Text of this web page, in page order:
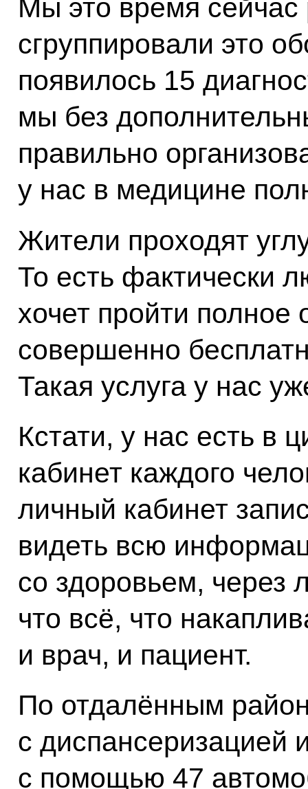
Мы это время
сгруппировали это
появилось 15
мы без
правильно
у нас в медицине
Жители проходят
То есть фактически
хочет пройти полное
совершенно
Такая услуга у нас
Кстати, у нас есть в
кабинет каждого
личный кабинет
видеть всю
со здоровьем, через
что всё, что
и врач, и пациент.
По отдалённым
с диспансеризацией
с помощью 47